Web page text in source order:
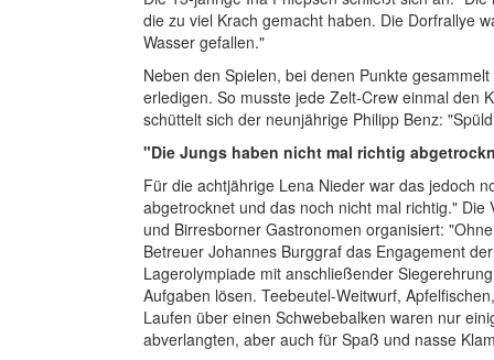
die zu viel Krach gemacht haben. Die Dorfrallye
Wasser gefallen."
Neben den Spielen, bei denen Punkte
erledigen. So musste jede Zelt-Crew einmal den
schüttelt sich der neunjährige Philipp Benz:
"Die Jungs haben nicht mal richtig
Für die achtjährige Lena Nieder war das jedoch
abgetrocknet und das noch nicht mal richtig."
und Birresborner Gastronomen organisiert:
Betreuer Johannes Burggraf das Engagement
Lagerolympiade mit anschließender
Aufgaben lösen. Teebeutel-Weitwurf,
Laufen über einen Schwebebalken waren nur
abverlangten, aber auch für Spaß und nasse